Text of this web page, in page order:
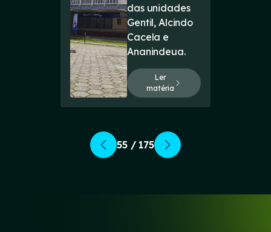
das unidades
Gentil, Alcindo
Cacela e
Ananindeua.
Ler
matéria
55 / 175